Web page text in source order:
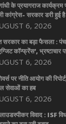
के प्रयागराज
कांग्रेस- सरकार डरी हुई है
6, 2026
सरकार का बड़ा फैसला :
कॉन्फ्रेंस’, भ्रष्टाचार
6, 2026
पर नीति आयोग की
सेवाओं का हब
6, 2026
विवाद : ISF